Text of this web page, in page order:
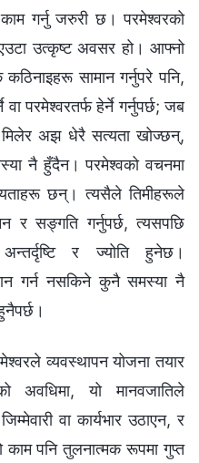
गर्नु जरुरी छ। परमेश्‍वरको
एउटा उत्कृष्ट अवसर हो। आफ्नो
सामान गर्नुपरे पनि,
वा परमेश्‍वरतर्फ हेर्ने गर्नुपर्छ; जब
अझ धेरै सत्यता खोज्छन्,
नै हुँदैन। परमेश्‍वको वचनमा
छन्। त्यसैले तिमीहरूले
र सङ्गति गर्नुपर्छ, त्यसपछि
र ज्योति हुनेछ।
गर्न नसकिने कुनै समस्या नै
व्यवस्थापन योजना तयार
अवधिमा, यो मानवजातिले
वा कार्यभार उठाएन, र
काम पनि तुलनात्मक रूपमा गुप्त